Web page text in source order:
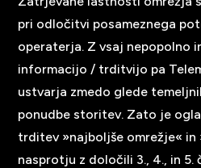
pri odločitvi posameznega
operaterja. Z vsaj nepopolno
informacijo / trditvijo pa
ustvarja zmedo glede
ponudbe storitev. Zato je
trditev »najboljše omrežje« in
nasprotju z določili 3., 4., in 5.